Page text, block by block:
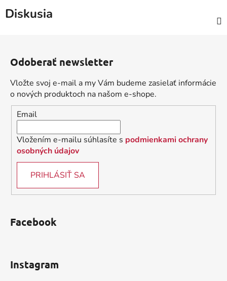
Diskusia
Odoberať newsletter
Vložte svoj e-mail a my Vám budeme zasielať informácie
o nových produktoch na našom e-shope.
Email
Vložením e-mailu súhlasíte s podmienkami ochrany
osobných údajov
PRIHLÁSIŤ SA
Facebook
Instagram